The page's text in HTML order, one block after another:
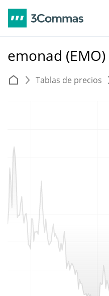
emonad (EMO)
Tablas de precios